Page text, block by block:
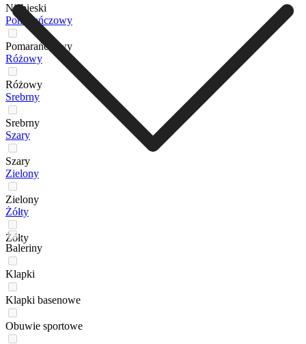
Niebieski
Pomarańczowy
Pomarańczowy
Różowy
Różowy
Srebrny
Srebrny
Szary
Szary
Zielony
Zielony
Żółty
Żółty
Baleriny
Klapki
Klapki basenowe
Obuwie sportowe